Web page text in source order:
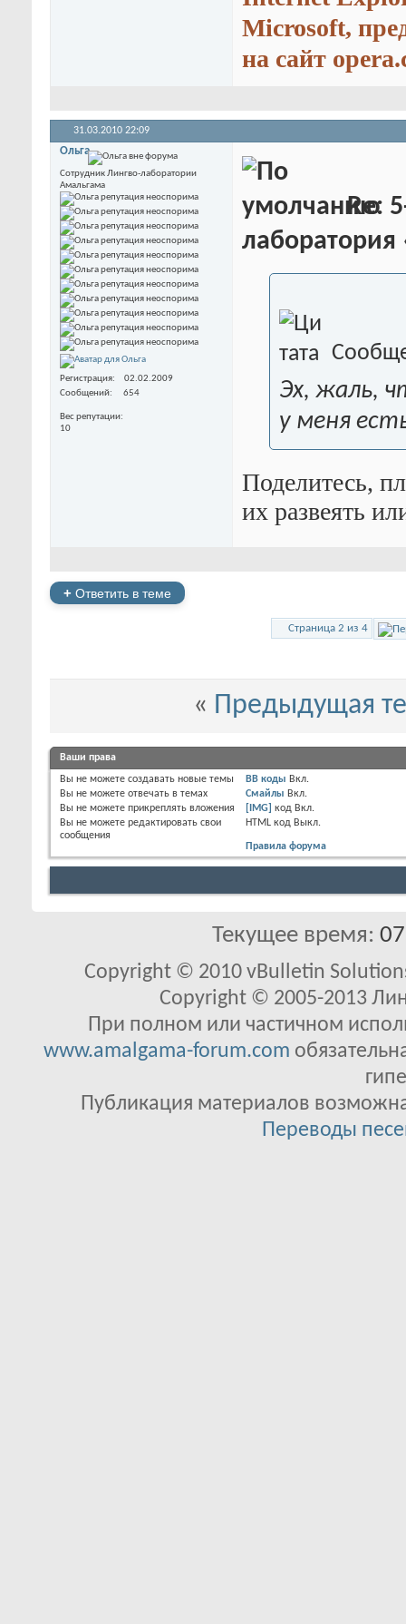
Microsoft,
на сайт
31.03.2010 22:09
Ольга
Сотрудник Лингво-лаборатории
Амальгама
Регистрация
02.02.2009
Сообщений
654
Вес репутации
10
Re:
Эх, жаль,
у меня
Поделитесь,
их развеять
+ Ответить в теме
Страница 2 из 4
« Предыдущая
Ваши права
Вы не можете создавать новые темы
Вы не можете отвечать в темах
Вы не можете прикреплять вложения
Вы не можете редактировать свои
сообщения
BB коды Вкл.
Смайлы Вкл.
[IMG] код Вкл.
HTML код Выкл.
Правила форума
Текущее время:
Copyright © 2010 vBulletin
Copyright © 2005-2013
При полном или частичном
www.amalgama-forum.com
Публикация материалов
Переводы